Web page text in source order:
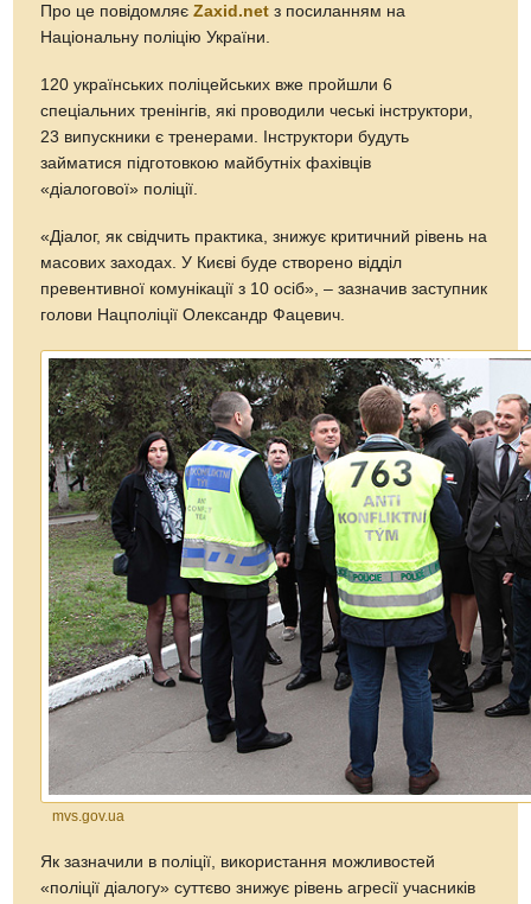
Про це повідомляєZaxid.net з посиланням на
Національну поліцію України.
120 українських поліцейських вже пройшли 6
спеціальних тренінгів, які проводили чеські інструктори,
23 випускники є тренерами. Інструктори будуть
займатися підготовкою майбутніх фахівців
«діалогової» поліції.
«Діалог, як свідчить практика, знижує критичний рівень на
масових заходах. У Києві буде створено відділ
превентивної комунікації з 10 осіб», – зазначив заступник
голови Нацполіції Олександр Фацевич.
mvs.gov.ua
Як зазначили в поліції, використання можливостей
«поліції діалогу» суттєво знижує рівень агресії учасників